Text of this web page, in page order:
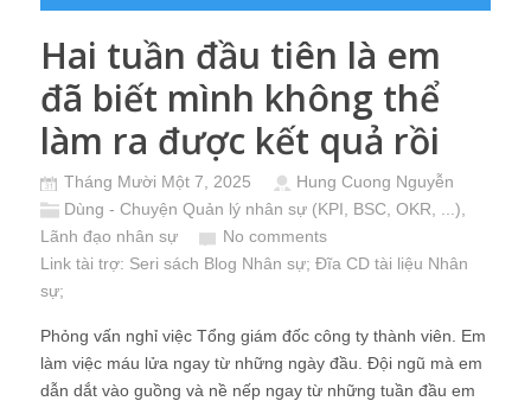
Hai tuần đầu tiên là em
đã biết mình không thể
làm ra được kết quả rồi
Tháng Mười Một 7, 2025
Hung Cuong Nguyễn
Dùng - Chuyện Quản lý nhân sự (KPI, BSC, OKR, ...)
Lãnh đạo nhân sự
No comments
Link tài trợ: Seri sách Blog Nhân sự; Đĩa CD tài liệu Nhân
sự;
Phỏng vấn nghỉ việc Tổng giám đốc công ty thành viên. Em
làm việc máu lửa ngay từ những ngày đầu. Đội ngũ mà em
dẫn dắt vào guồng và nề nếp ngay từ những tuần đầu em